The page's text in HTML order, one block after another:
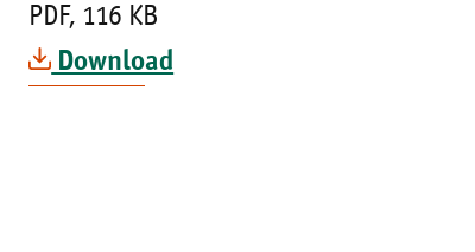
PDF, 116 KB
Download